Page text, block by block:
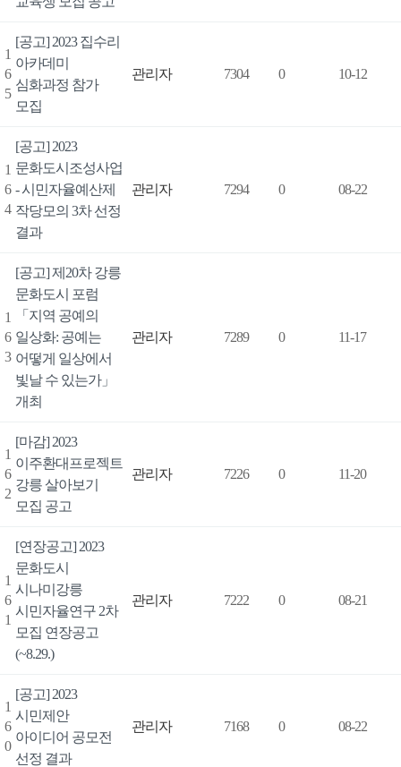
1
6
5
[공고] 2023 집수리
아카데미
심화과정 참가
모집
관리자 7304 0 10-12
1
6
4
[공고] 2023
문화도시조성사업
- 시민자율예산제
작당모의 3차 선정
결과
관리자 7294 0 08-22
1
6
3
[공고] 제20차 강릉
문화도시 포럼
「지역 공예의
일상화: 공예는
어떻게 일상에서
빛날 수 있는가」
개최
관리자 7289 0 11-17
1
6
2
[마감] 2023
이주환대프로젝트
강릉 살아보기
모집 공고
관리자 7226 0 11-20
1
6
1
[연장공고] 2023
문화도시
시나미강릉
시민자율연구 2차
모집 연장공고
(~8.29.)
관리자 7222 0 08-21
1
6
0
[공고] 2023
시민제안
아이디어 공모전
선정 결과
관리자 7168 0 08-22